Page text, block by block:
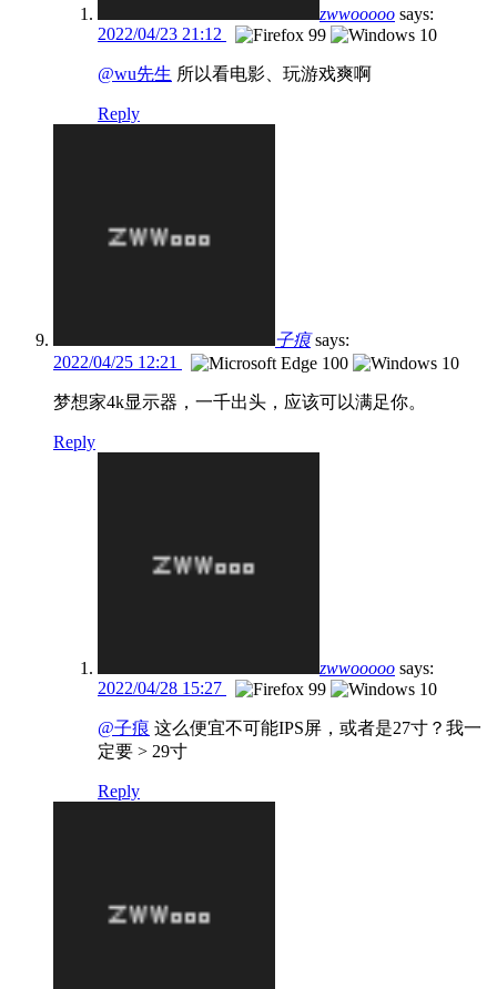
zwwooooo says:
2022/04/23 21:12
@wu先生 所以看电影、玩游戏爽啊
Reply
子痕 says:
2022/04/25 12:21
梦想家4k显示器，一千出头，应该可以满足你。
Reply
zwwooooo says:
2022/04/28 15:27
@子痕 这么便宜不可能IPS屏，或者是27寸？我一
定要 > 29寸
Reply